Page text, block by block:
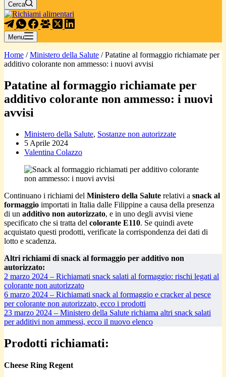
Cerca
Menu
Home /Ministero della Salute /Patatine al formaggio richiamate per
additivo colorante non ammesso: i nuovi avvisi
Patatine al formaggio richiamate per
additivo colorante non ammesso: i nuovi
avvisi
Ministero della Salute, Sostanze non autorizzate
5 Aprile 2024
Valentina Colazzo
Continuano i richiami del Ministero della Salute relativi a snack al
formaggio importati in Italia dalle Filippine a causa della presenza
di un additivo non autorizzato, e in uno degli avvisi viene
specificato che si tratta del colorante E110. Se quindi avete
acquistato questi prodotti, verificate la corrispondenza dei dati di
lotto e scadenza.
Altri richiami di snack al formaggio per additivo non
autorizzato:
2 marzo 2024 – Richiamati snack salati al formaggio: rischi legati al
colorante non autorizzato
6 marzo 2024 – Richiamati snack al formaggio e cracker al pesce
per colorante non autorizzato, ecco i prodotti
23 marzo 2024 – Ministero della Salute richiama altri snack salati
per additivi non ammessi, ecco il nuovo elenco
Prodotti richiamati:
Cheese Ring Regent